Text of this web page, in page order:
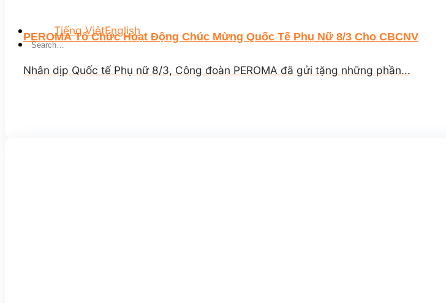
Tiếng ViệtEnglish
PEROMA Tổ Chức Hoạt Động Chúc Mừng Quốc Tế Phụ Nữ 8/3 Cho CBCNV
Nhân dịp Quốc tế Phụ nữ 8/3, Công đoàn PEROMA đã gửi tặng những phần...